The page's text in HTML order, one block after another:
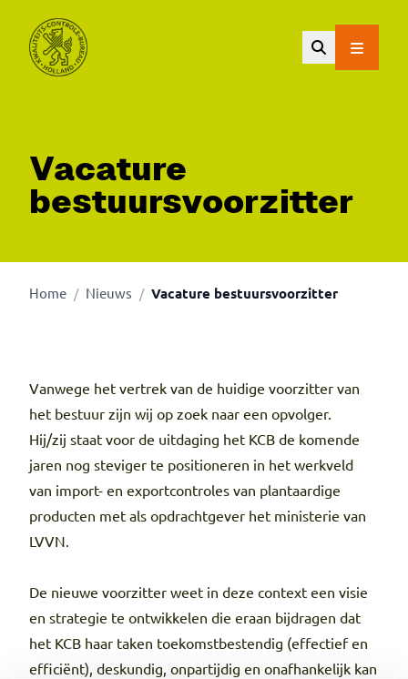
Vacature
bestuursvoorzitter
Home / Nieuws / Vacature bestuursvoorzitter
Vanwege het vertrek van de huidige voorzitter van
het bestuur zijn wij op zoek naar een opvolger.
Hij/zij staat voor de uitdaging het KCB de komende
jaren nog steviger te positioneren in het werkveld
van import- en exportcontroles van plantaardige
producten met als opdrachtgever het ministerie van
LVVN.
De nieuwe voorzitter weet in deze context een visie
en strategie te ontwikkelen die eraan bijdragen dat
het KCB haar taken toekomstbestendig (effectief en
efficiënt), deskundig, onpartijdig en onafhankelijk kan